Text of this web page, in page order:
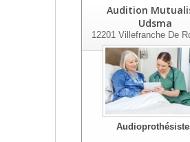
Audition
Udsma
12201Villefranche De